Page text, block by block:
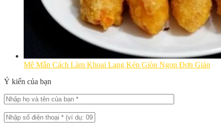
Mê Mẫn Cách Làm Khoai Lang Kén Giòn Ngon Đơn Giản
Ý kiến của bạn